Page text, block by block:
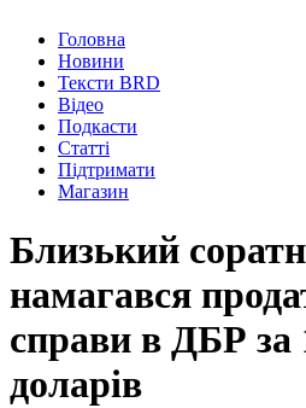
Головна
Новини
Тексти BRD
Відео
Подкасти
Статті
Підтримати
Магазин
Близький
намагався
справи в ДБР за
доларів